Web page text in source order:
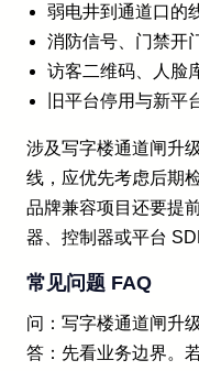
弱电井到通道口的
消防信号、门禁开
访客二维码、人脸
旧平台停用与新平
涉及写字楼通道闸升
线，应优先考虑后期
品牌兼容项目还要提
器、控制器或平台
常见问题 FAQ
问：写字楼通道闸升
答：先看业务边界。